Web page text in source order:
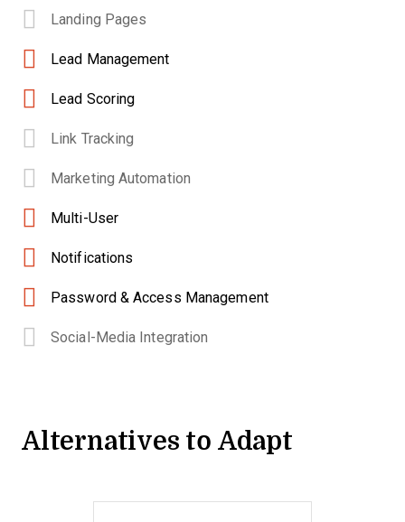
Landing Pages
Lead Management
Lead Scoring
Link Tracking
Marketing Automation
Multi-User
Notifications
Password & Access Management
Social-Media Integration
Alternatives to Adapt